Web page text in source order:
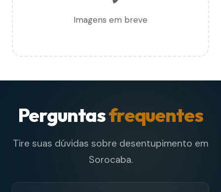
Imagens em breve
Perguntasfrequentes
Tire suas dúvidas sobre desentupimento em
Sorocaba.